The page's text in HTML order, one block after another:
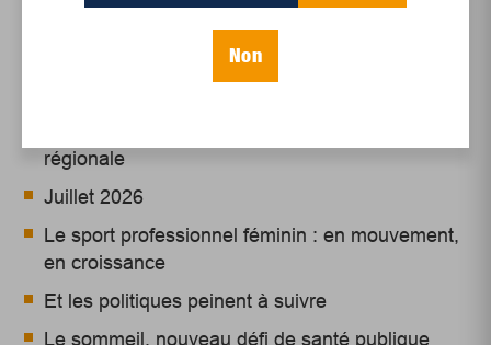
régionale
Juillet 2026
Le sport professionnel féminin : en mouvement,
en croissance
Et les politiques peinent à suivre
Le sommeil, nouveau défi de santé publique
Non